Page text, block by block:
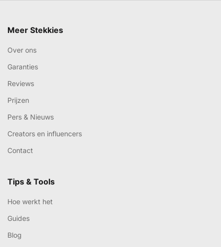
Meer Stekkies
Over ons
Garanties
Reviews
Prijzen
Pers & Nieuws
Creators en influencers
Contact
Tips & Tools
Hoe werkt het
Guides
Blog